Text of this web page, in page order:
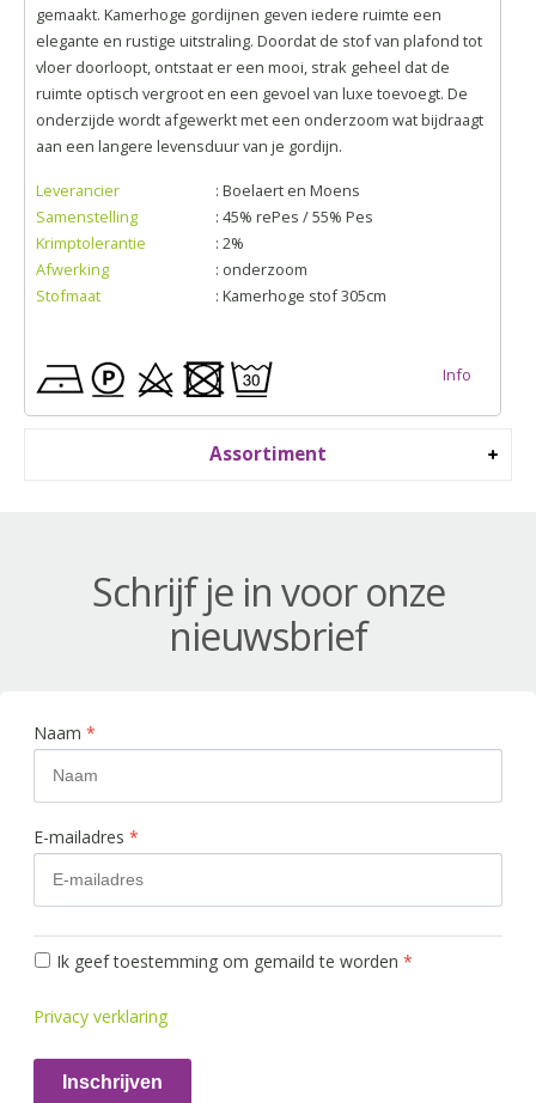
Assortiment
gemaakt. Kamerhoge gordijnen geven iedere ruimte een
elegante en rustige uitstraling. Doordat de stof van plafond tot
vloer doorloopt, ontstaat er een mooi, strak geheel dat de
ruimte optisch vergroot en een gevoel van luxe toevoegt. De
onderzijde wordt afgewerkt met een onderzoom wat bijdraagt
aan een langere levensduur van je gordijn.
Leverancier
: Boelaert en Moens
Samenstelling
: 45% rePes / 55% Pes
Krimptolerantie
: 2%
Afwerking
: onderzoom
Stofmaat
: Kamerhoge stof 305cm
Info
Schrijf je in voor onze
nieuwsbrief
Naam *
E-mailadres *
Ik geef toestemming om gemaild te worden *
Privacy verklaring
Inschrijven